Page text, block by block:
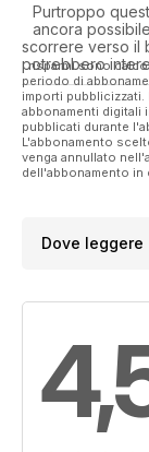
Purtroppo
ancora
scorrere verso il
potrebbero
I risparmi sono
periodo di
importi
abbonamenti digitali
pubblicati durante
L'abbonamento
venga annullato
dell'abbonamento in
Dove leggere